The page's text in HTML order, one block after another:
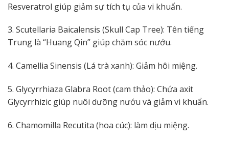
Resveratrol giúp giảm sự tích tụ của vi khuẩn.
3. Scutellaria Baicalensis (Skull Cap Tree): Tên tiếng
Trung là “Huang Qin” giúp chăm sóc nướu.
4. Camellia Sinensis (Lá trà xanh): Giảm hôi miệng.
5. Glycyrrhiaza Glabra Root (cam thảo): Chứa axit
Glycyrrhizic giúp nuôi dưỡng nướu và giảm vi khuẩn.
6. Chamomilla Recutita (hoa cúc): làm dịu miệng.